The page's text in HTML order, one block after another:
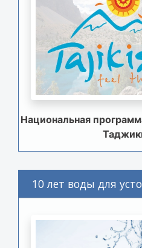
Национальная
10 лет воды для